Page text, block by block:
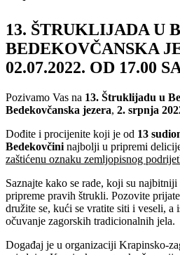
13. ŠTRUKLIJADA U
BEDEKOVČANSKA
02.07.2022. OD 17.00
Pozivamo Vas na 13. Štruklijadu u
Bedekovčanska jezera, 2. srpnja
Dođite i procijenite koji je od 13
Bedekovčini najbolji u pripremi
zaštićenu oznaku zemljopisnog
Saznajte kako se rade, koji su
pripreme pravih štrukli. Pozovite
družite se, kući se vratite siti i veseli, a
očuvanje zagorskih tradicionalnih jela.
Događaj je u organizaciji Krapinsko-